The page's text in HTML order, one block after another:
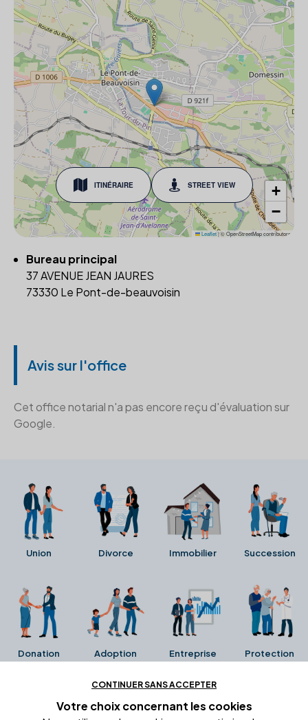
ITINÉRAIRE STREET VIEW
+
−
Leaflet|© OpenStreetMap contributors
Bureau principal
37 AVENUE JEAN JAURES
73330 Le Pont-de-beauvoisin
Avis sur l'office
Cet office notarial n'a pas encore reçu d'évaluation sur
Google.
Union Divorce Immobilier Succession
Donation Adoption Entreprise Protection
Ces avis proviennent directement de la fiche Google
CONTINUER SANS ACCEPTER
Votre choix concernant les cookies